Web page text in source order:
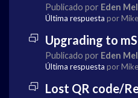
Publicado por Eden
Última respuesta por
Upgrading to
Publicado por Eden
Última respuesta por
Lost QR code/